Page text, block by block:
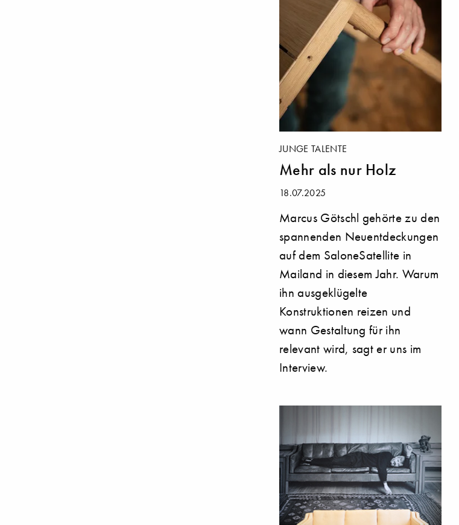
JUNGE TALENTE
Mehr als nur Holz
18.07.2025
Marcus Götschl gehörte zu den
spannenden Neuentdeckungen
auf dem SaloneSatellite in
Mailand in diesem Jahr. Warum
ihn ausgeklügelte
Konstruktionen reizen und
wann Gestaltung für ihn
relevant wird, sagt er uns im
Interview.